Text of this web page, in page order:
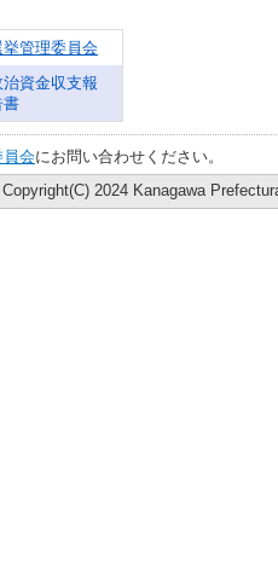
挙管理委員会
治資金収支報
書
員会にお問い合わせください。
Copyright(C) 2024 Kanagawa